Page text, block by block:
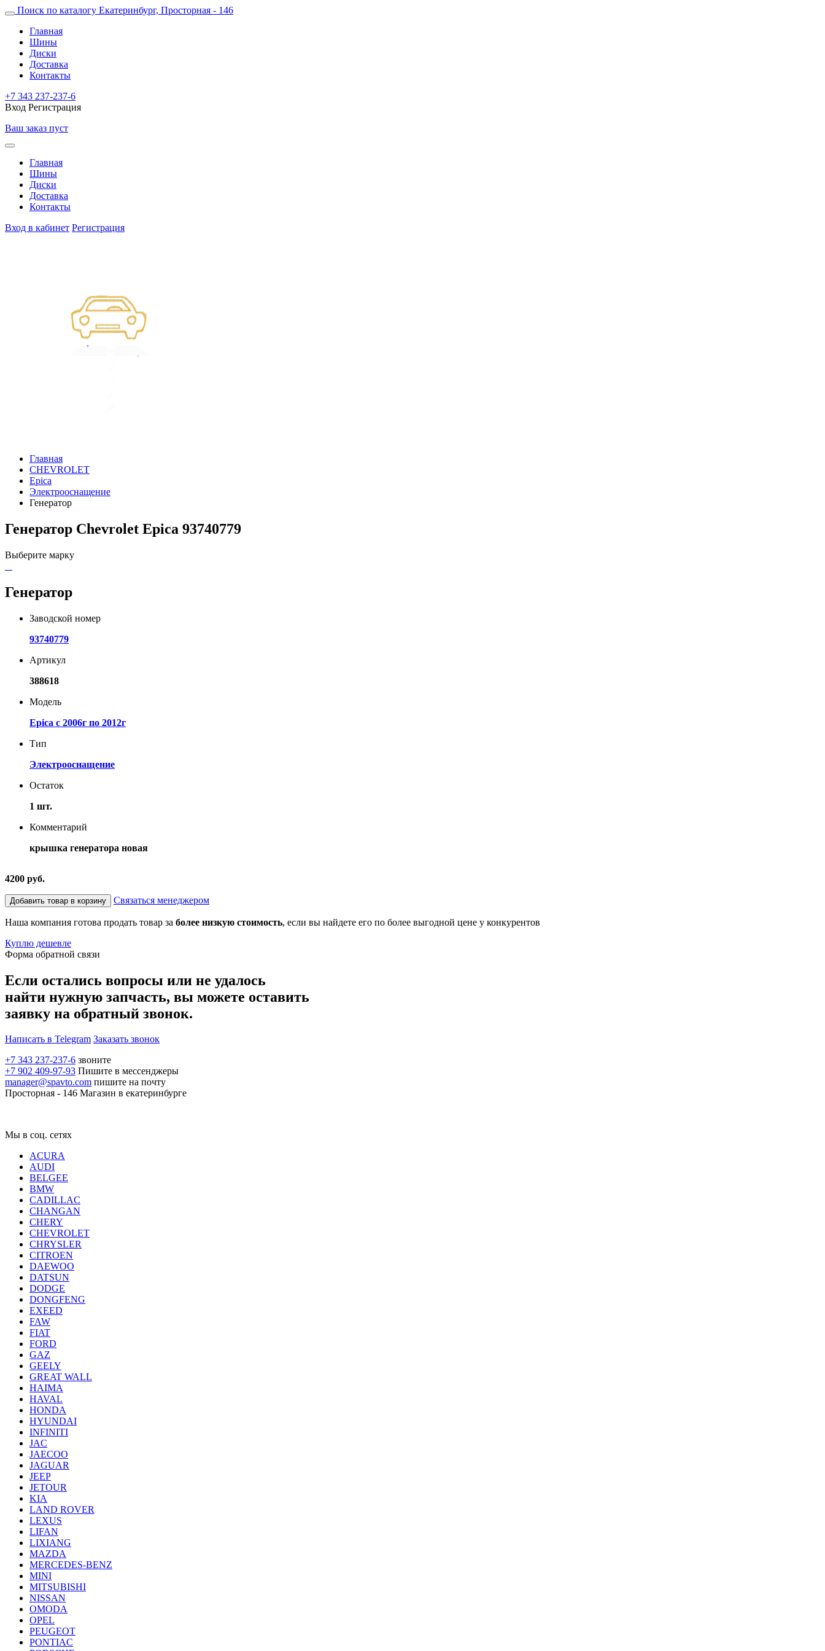
Поиск по каталогу Екатеринбург, Просторная - 146
Главная
Шины
Диски
Доставка
Контакты
+7 343 237-237-6
Вход Регистрация
Ваш заказ пуст
Главная
Шины
Диски
Доставка
Контакты
Вход в кабинет Регистрация
Главная
CHEVROLET
Epica
Электрооснащение
Генератор
Генератор Chevrolet Epica 93740779
Выберите марку
Генератор
Заводской номер
93740779
Артикул
388618
Модель
Epica с 2006г по 2012г
Тип
Электрооснащение
Остаток
1 шт.
Комментарий
крышка генератора новая
4200 руб.
Добавить товар в корзину Связаться менеджером
Наша компания готова продать товар за более низкую стоимость, если вы найдете его по более выгодной цене у конкурентов
Куплю дешевле
Форма обратной связи
Если остались вопросы или не удалось
найти нужную запчасть, вы можете оставить
заявку на обратный звонок.
Написать в Telegram Заказать звонок
+7 343 237-237-6 звоните
+7 902 409-97-93 Пишите в мессенджеры
manager@spavto.com пишите на почту
Просторная - 146 Магазин в екатеринбурге
Мы в соц. сетях
ACURA
AUDI
BELGEE
BMW
CADILLAC
CHANGAN
CHERY
CHEVROLET
CHRYSLER
CITROEN
DAEWOO
DATSUN
DODGE
DONGFENG
EXEED
FAW
FIAT
FORD
GAZ
GEELY
GREAT WALL
HAIMA
HAVAL
HONDA
HYUNDAI
INFINITI
JAC
JAECOO
JAGUAR
JEEP
JETOUR
KIA
LAND ROVER
LEXUS
LIFAN
LIXIANG
MAZDA
MERCEDES-BENZ
MINI
MITSUBISHI
NISSAN
OMODA
OPEL
PEUGEOT
PONTIAC